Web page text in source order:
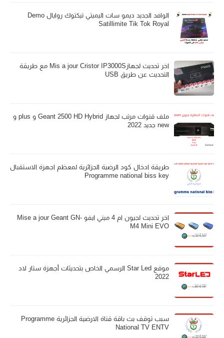
الوافد الجديد ديمو سات اليميتي تيكتوك روايال Demo
Satillimite Tik Tok Royal
اخر تحديث لجهازMis a jour Cristor IP3000S مع طريقة
التحديث عن طريق USB
ملف قنوات مرتب لجهاز Geant 2500 HD Hybrid و plus و
new جديد 2022
طريقة ادخال كود الرضية الجزائرية لمعظم اجهزة الاستقبال
Programme national biss key
اخر تحديث لجيون ام 4 ميني ايفو Mise a jour Geant GN-
M4 Mini EVO
موقع Star Led الرسمي الخاص بتحديثات أجهزة ستار لاد
2022
سبب توقف بث باقة قناة الارضية الجزائرية Programme
National TV ENTV